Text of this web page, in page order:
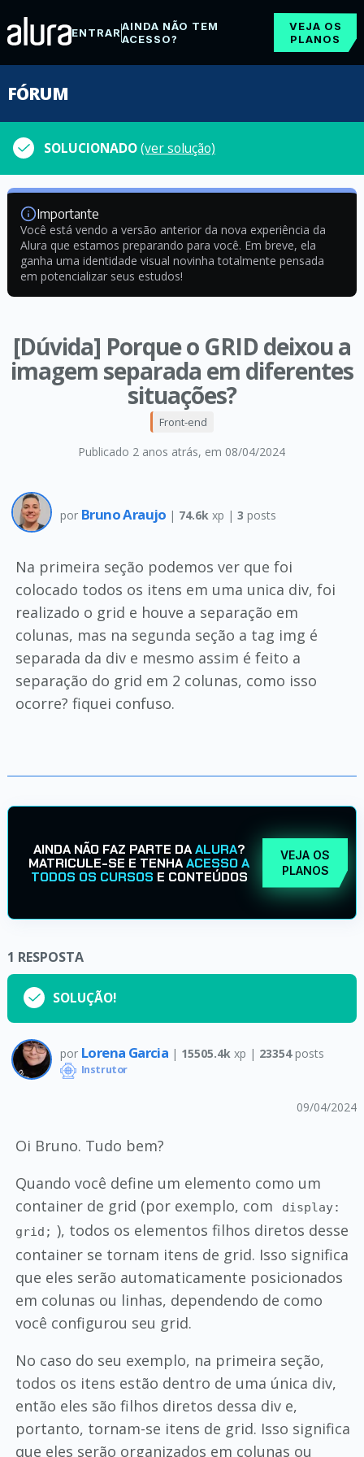
ENTRARAINDA NÃO TEM
ACESSO?
VEJA OS
PLANOS
FÓRUM
SOLUCIONADO(ver solução)
Importante
Você está vendo a versão anterior da nova experiência da
Alura que estamos preparando para você. Em breve, ela
ganha uma identidade visual novinha totalmente pensada
em potencializar seus estudos!
[Dúvida] Porque o GRID deixou a
imagem separada em diferentes
situações?
Publicado 2 anos atrás, em 08/04/2024
Front-end
por Bruno Araujo | 74.6k xp |3 posts
Na primeira seção podemos ver que foi
colocado todos os itens em uma unica div, foi
realizado o grid e houve a separação em
colunas, mas na segunda seção a tag img é
separada da div e mesmo assim é feito a
separação do grid em 2 colunas, como isso
ocorre? fiquei confuso.
AINDA NÃO FAZ PARTE DAALURA?
MATRICULE-SE E TENHAACESSO A
TODOS OS CURSOS E CONTEÚDOS
VEJA OS
PLANOS
1 RESPOSTA
SOLUÇÃO!
por Lorena Garcia | 15505.4k xp | 23354posts
Instrutor
09/04/2024
Oi Bruno. Tudo bem?
Quando você define um elemento como um
container de grid (por exemplo, com
display:
grid; ), todos os elementos filhos diretos desse
container se tornam itens de grid. Isso significa
que eles serão automaticamente posicionados
em colunas ou linhas, dependendo de como
você configurou seu grid.
No caso do seu exemplo, na primeira seção,
todos os itens estão dentro de uma única div,
então eles são filhos diretos dessa div e,
portanto, tornam-se itens de grid. Isso significa
que eles serão organizados em colunas ou